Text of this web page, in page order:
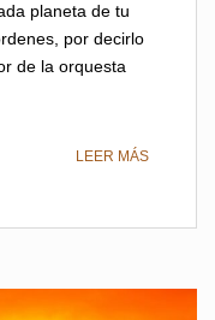
planeta de tu
por decirlo
de la orquesta
LEER MÁS